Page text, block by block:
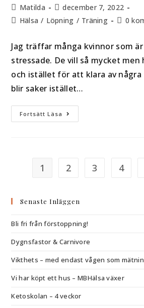
Matilda
december 7, 2022
Hälsa / Löpning / Träning 0
Jag träffar många kvinnor som
stressade. De vill så mycket
och istället för att klara av några
blir saker istället…
Fortsätt Läsa
1 2 3 4
Senaste Inläggen
Bli fri från förstoppning!
Dygnsfastor & Carnivore
Vikthets – med endast vågen som
Vi har köpt ett hus – MBHälsa växer
Ketoskolan – 4 veckor